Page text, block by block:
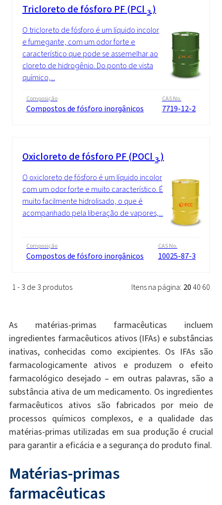
Tricloreto de fósforo PF (PCl 3 )
O tricloreto de fósforo é um líquido incolor
e fumegante, com um odor forte e
característico que pode se assemelhar ao
cloreto de hidrogênio. Do ponto de vista
químico,...
Composição
Compostos de fósforo inorgânicos
CAS No.
7719-12-2
Oxicloreto de fósforo PF (POCl 3 )
O oxicloreto de fósforo é um líquido incolor
com um odor forte e muito característico. É
muito facilmente hidrolisado, o que é
acompanhado pela liberação de vapores,...
Composição
Compostos de fósforo inorgânicos
CAS No.
10025-87-3
1 - 3 de 3 produtos Itens na página: 2040 60
As matérias-primas farmacêuticas incluem
ingredientes farmacêuticos ativos (IFAs) e substâncias
inativas, conhecidas como excipientes. Os IFAs são
farmacologicamente ativos e produzem o efeito
farmacológico desejado – em outras palavras, são a
substância ativa de um medicamento. Os ingredientes
farmacêuticos ativos são fabricados por meio de
processos químicos complexos, e a qualidade das
matérias-primas utilizadas em sua produção é crucial
para garantir a eficácia e a segurança do produto final.
Matérias-primas
farmacêuticas